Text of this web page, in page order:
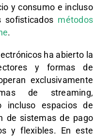
y consumo e incluso
sofisticados métodos
.
ha abierto la
y formas de
exclusivamente
de streaming,
incluso espacios de
de sistemas de pago
y flexibles. En este